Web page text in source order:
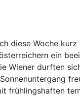
diese Woche
ein
Wiener durften
frühlingshaften